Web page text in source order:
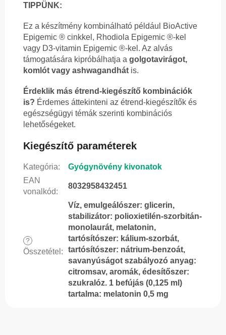
TIPPÜNK:
Ez a készítmény kombinálható például BioActive
Epigemic ® cinkkel, Rhodiola Epigemic ®-kel
vagy D3-vitamin Epigemic ®-kel. Az alvás
támogatására kipróbálhatja a golgotavirágot,
komlót vagy ashwagandhát is.
Érdeklik más étrend-kiegészítő kombinációk
is? Érdemes áttekinteni az étrend-kiegészítők és
egészségügyi témák szerinti kombinációs
lehetőségeket.
Kiegészítő paraméterek
Kategória:
Gyógynövény kivonatok
EAN
vonalkód:
8032958432451
?
Összetétel :
Víz, emulgeálószer: glicerin,
stabilizátor: polioxietilén-szorbitán-
monolaurát, melatonin,
tartósítószer: kálium-szorbát,
tartósítószer: nátrium-benzoát,
savanyúságot szabályozó anyag:
citromsav, aromák, édesítőszer:
szukralóz. 1 befújás (0,125 ml)
tartalma: melatonin 0,5 mg